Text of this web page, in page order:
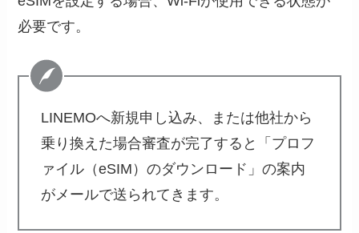
必要です。
LINEMOへ新規申し込み、または他社から
乗り換えた場合審査が完了すると「プロフ
ァイル（eSIM）のダウンロード」の案内
がメールで送られてきます。